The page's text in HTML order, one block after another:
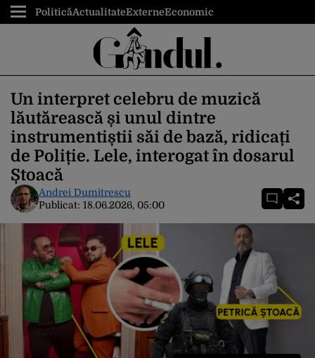
PoliticăActualitateExterneEconomic
Un interpret celebru de muzică
lăutărească și unul dintre
instrumentiștii săi de bază, ridicați
de Poliție. Lele, interogat în dosarul
Ștoacă
Andrei Dumitrescu
Publicat: 18.06.2026, 05:00